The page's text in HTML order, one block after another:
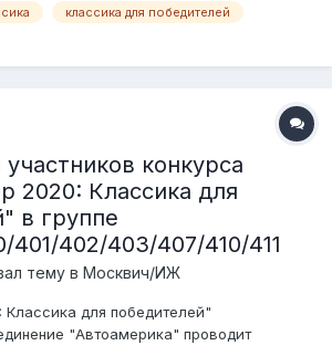
Условия конкурса: 1. Транспортное
зарегистри...
классика для победителей
конкурса
2020: Классика для
в группе
402/403/407/410/411
тему в Москвич/ИЖ
для победителей"
"Автоамерика" проводит